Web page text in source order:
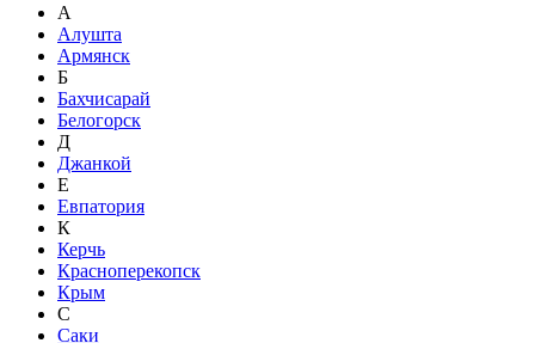
А
Алушта
Армянск
Б
Бахчисарай
Белогорск
Д
Джанкой
Е
Евпатория
К
Керчь
Красноперекопск
Крым
С
Саки